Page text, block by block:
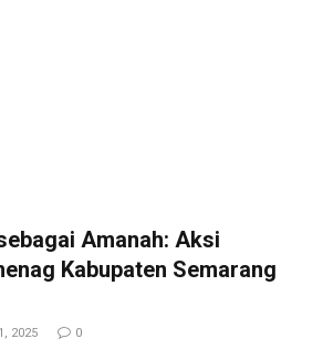
Amanah: Aksi
Kabupaten Semarang
2025 0